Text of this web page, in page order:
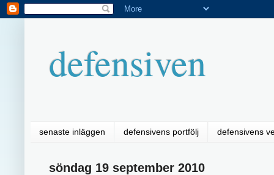
defensiven
senaste inläggen defensivens portfölj defensivens
söndag 19 september 2010